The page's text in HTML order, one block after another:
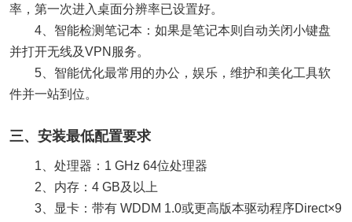
率，第一次进入桌面分辨率已设置好。
4、智能检测笔记本：如果是笔记本则自动关闭小键盘
并打开无线及VPN服务。
5、智能优化最常用的办公，娱乐，维护和美化工具软
件并一站到位。
三、安装最低配置要求
1、处理器：1 GHz 64位处理器
2、内存：4 GB及以上
3、显卡：带有 WDDM 1.0或更高版本驱动程序Direct×9